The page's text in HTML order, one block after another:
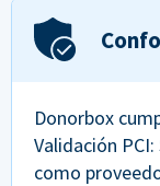
Donorbox
Validación
como